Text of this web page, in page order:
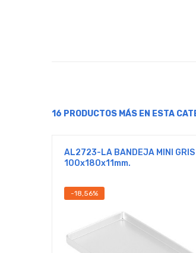
16 PRODUCTOS MÁS EN ESTA
AL2723-LA BANDEJA MINI GRIS
100x180x11mm.
-18,56%